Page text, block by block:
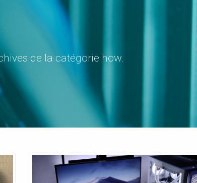
de la catégorie how.
How